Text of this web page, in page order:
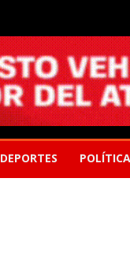
DEPORTES POLÍTICA